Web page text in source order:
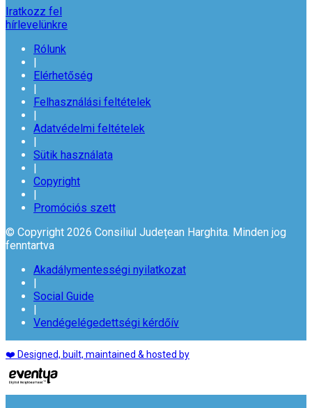
Iratkozz fel
hírlevelünkre
Rólunk
Elérhetőség
Felhasználási feltételek
Adatvédelmi feltételek
Sütik használata
Copyright
Promóciós szett
© Copyright 2026 Consiliul Județean Harghita. Minden jog
fenntartva
Akadálymentességi nyilatkozat
Social Guide
Vendégelégedettségi kérdőív
❤️ Designed, built, maintained & hosted by